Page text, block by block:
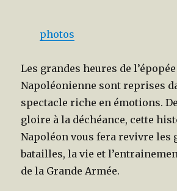
photos
Les grandes heures de l’épopée
Napoléonienne sont reprises
spectacle riche en émotions.
gloire à la déchéance, cette
Napoléon vous fera revivre les
batailles, la vie et
de la Grande Armée.